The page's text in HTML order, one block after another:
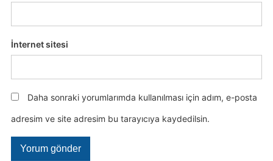
İnternet sitesi
Daha sonraki yorumlarımda kullanılması için adım, e-posta
adresim ve site adresim bu tarayıcıya kaydedilsin.